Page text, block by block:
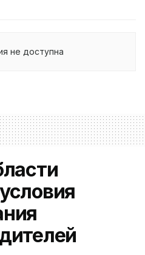
не доступна